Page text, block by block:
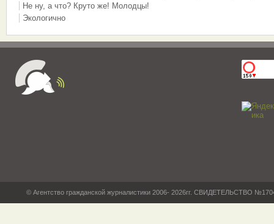
Не ну, а что? Круто же! Молодцы!
Экологично
© Агентство гражданской журналистики 2006- 2026гг. СВИДЕТЕЛЬСТВО